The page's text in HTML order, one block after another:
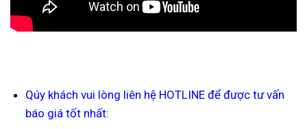
Qúy khách vui lòng liên hệ HOTLINE để được tư vấn
báo giá tốt nhất: